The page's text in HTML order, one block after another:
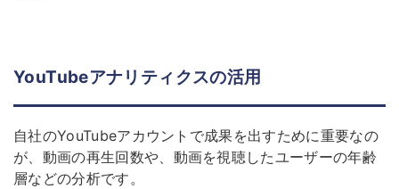
YouTubeアナリティクスの活用
自社のYouTubeアカウントで成果を出すために重要なの
が、動画の再生回数や、動画を視聴したユーザーの年齢
層などの分析です。